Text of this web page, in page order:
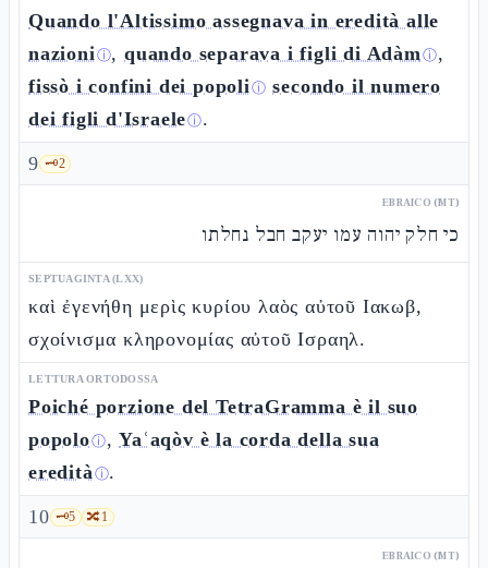
Quando l'Altissimo assegnava in eredità alle
nazioniⓘ,quando separava i figli di Adàmⓘ,
fissò i confini dei popoliⓘ secondo il numero
dei figli d'Israeleⓘ.
9 🗝️2
EBRAICO (MT)
כי חלק יהוה עמו יעקב חבל נחלתו
SEPTUAGINTA (LXX)
καὶ ἐγενήθη μερὶς κυρίου λαὸς αὐτοῦ Ιακωβ,
σχοίνισμα κληρονομίας αὐτοῦ Ισραηλ.
LETTURA ORTODOSSA
Poiché porzione del TetraGramma è il suo
popoloⓘ,Yaʿaqòv è la corda della sua
ereditàⓘ.
10 🗝️5 🔀1
EBRAICO (MT)